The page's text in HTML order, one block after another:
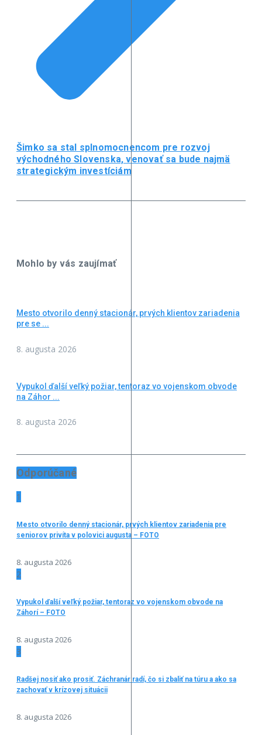
Šimko sa stal splnomocnencom pre rozvoj
východného Slovenska, venovať sa bude najmä
strategickým investíciám
Mohlo by vás zaujímať
Mesto otvorilo denný stacionár, prvých klientov zariadenia
pre se ...
8. augusta 2026
Vypukol ďalší veľký požiar, tentoraz vo vojenskom obvode
na Záhor ...
8. augusta 2026
Odporúčané
1
Mesto otvorilo denný stacionár, prvých klientov zariadenia pre
seniorov privíta v polovici augusta – FOTO
8. augusta 2026
2
Vypukol ďalší veľký požiar, tentoraz vo vojenskom obvode na
Záhorí – FOTO
8. augusta 2026
3
Radšej nosiť ako prosiť. Záchranár radí, čo si zbaliť na túru a ako sa
zachovať v krízovej situácii
8. augusta 2026